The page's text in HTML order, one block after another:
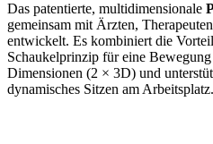
Das patentierte, multidimensionale
gemeinsam mit Ärzten,
entwickelt. Es kombiniert die
Schaukelprinzip für eine
Dimensionen (2 × 3D) und
dynamisches Sitzen am Arbeitsplatz.